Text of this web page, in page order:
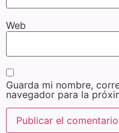
Web
Guarda mi nombre,
navegador para la